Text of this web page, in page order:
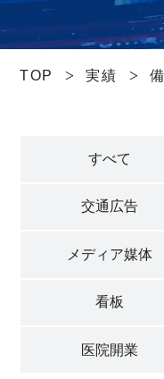
TOP 実績
すべて
交通広告
メディア媒体
看板
医院開業